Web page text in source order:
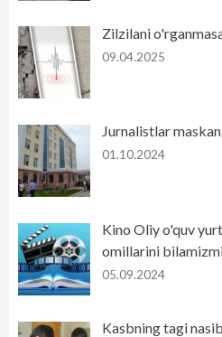
Zilzilani
09.04.2025
Jurnalistlar
01.10.2024
Kino Oliy o'quv
omillarini
05.09.2024
Kasbning tagi